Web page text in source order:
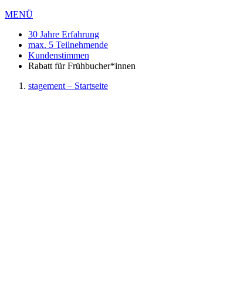
MENÜ
30 Jahre Erfahrung
max. 5 Teilnehmende
Kundenstimmen
Rabatt für Frühbucher*innen
stagement – Startseite